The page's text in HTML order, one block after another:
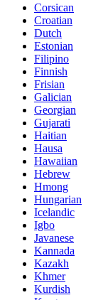
Corsican
Croatian
Dutch
Estonian
Filipino
Finnish
Frisian
Galician
Georgian
Gujarati
Haitian
Hausa
Hawaiian
Hebrew
Hmong
Hungarian
Icelandic
Igbo
Javanese
Kannada
Kazakh
Khmer
Kurdish